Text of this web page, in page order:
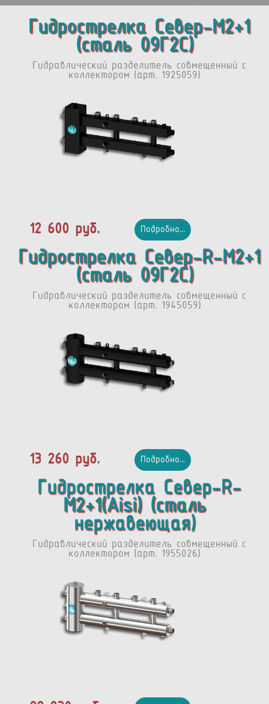
Гидрострелка Север-M2+1
(сталь 09Г2С)
Гидравлический разделитель совмещенный с
коллектором (арт. 1925059)
12 600 руб. Подробно...
Гидрострелка Север-R-M2+1
(сталь 09Г2С)
Гидравлический разделитель совмещенный с
коллектором (арт. 1945059)
13 260 руб. Подробно...
Гидрострелка Север-R-
M2+1(Aisi) (сталь
нержавеющая)
Гидравлический разделитель совмещенный с
коллектором (арт. 1955026)